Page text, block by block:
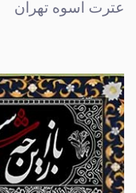
عترت اسوه تهران